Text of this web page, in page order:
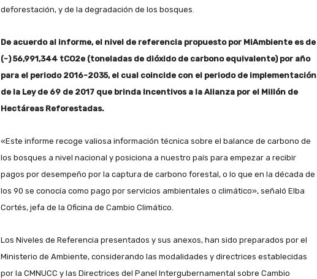
deforestación, y de la degradación de los bosques.
De acuerdo al informe, el nivel de referencia propuesto por MiAmbiente es de
(-) 56,991,344 tCO2e (toneladas de dióxido de carbono equivalente) por año
para el periodo 2016-2035, el cual coincide con el periodo de implementación
de la Ley de 69 de 2017 que brinda Incentivos a la Alianza por el Millón de
Hectáreas Reforestadas.
«Este informe recoge valiosa información técnica sobre el balance de carbono de
los bosques a nivel nacional y posiciona a nuestro país para empezar a recibir
pagos por desempeño por la captura de carbono forestal, o lo que en la década de
los 90 se conocía como pago por servicios ambientales o climático», señaló Elba
Cortés, jefa de la Oficina de Cambio Climático.
Los Niveles de Referencia presentados y sus anexos, han sido preparados por el
Ministerio de Ambiente, considerando las modalidades y directrices establecidas
por la CMNUCC y las Directrices del Panel Intergubernamental sobre Cambio